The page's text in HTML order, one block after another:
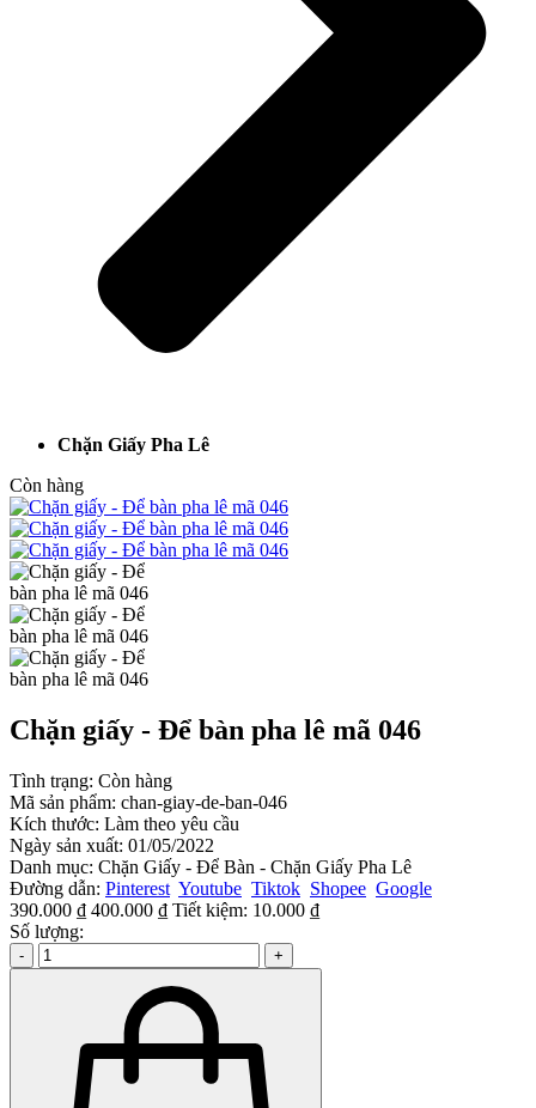
Chặn Giấy Pha Lê
Còn hàng
Chặn giấy - Để bàn pha lê mã 046
Tình trạng: Còn hàng
Mã sản phẩm: chan-giay-de-ban-046
Kích thước: Làm theo yêu cầu
Ngày sản xuất: 01/05/2022
Danh mục: Chặn Giấy - Để Bàn - Chặn Giấy Pha Lê
Đường dẫn: Pinterest Youtube Tiktok Shopee Google
390.000 ₫ 400.000 ₫ Tiết kiệm: 10.000 ₫
Số lượng:
- +